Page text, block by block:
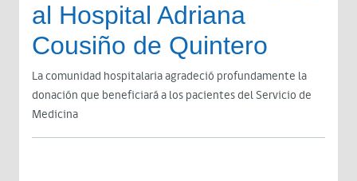
al Hospital Adriana
Cousiño de Quintero
La comunidad hospitalaria agradeció profundamente la
donación que beneficiará a los pacientes del Servicio de
Medicina